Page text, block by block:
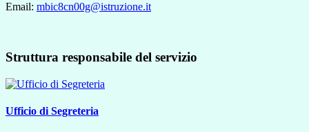
Email: mbic8cn00g@istruzione.it
Struttura responsabile del servizio
Ufficio di Segreteria